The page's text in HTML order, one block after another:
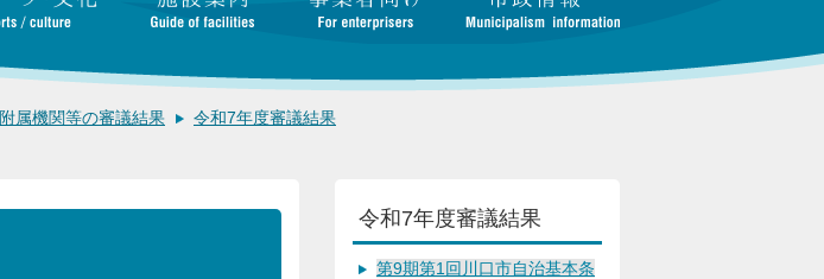
附属機関等の審議結果
令和7年度審議結果
令和7年度審議結果
第9期第1回川口市自治基本条